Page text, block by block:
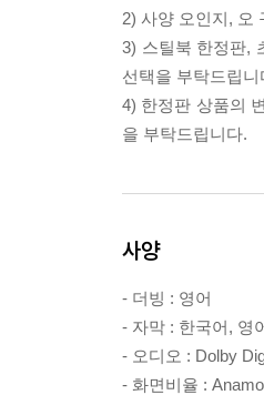
2) 사양 오인지, 오
3) 스틸북 한정판,
선택을 부탁드립니
4) 한정판 상품의
을 부탁드립니다.
사양
- 더빙 : 영어
- 자막 : 한국어, 영
- 오디오 : Dolby
- 화면비율 :